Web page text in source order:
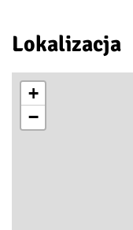
Lokalizacja
+
−